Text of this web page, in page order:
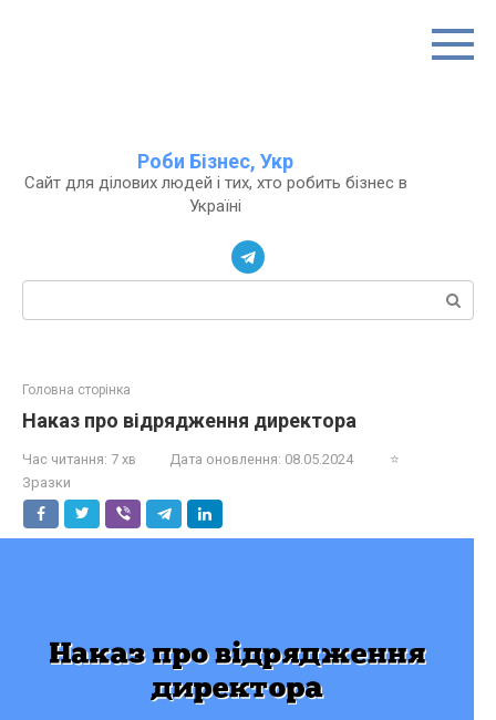
Роби Бізнес, Укр
Сайт для ділових людей і тих, хто робить бізнес в
Україні
Головна сторінка
Наказ про відрядження директора
Час читання: 7 хв Дата оновлення: 08.05.2024
⭐
Зразки